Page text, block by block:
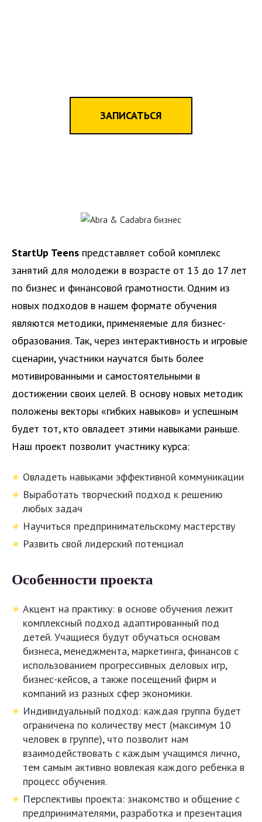
ЗАПИСАТЬСЯ
StartUp Teens представляет собой комплекс
занятий для молодежи в возрасте от 13 до 17 лет
по бизнес и финансовой грамотности. Одним из
новых подходов в нашем формате обучения
являются методики, применяемые для бизнес-
образования. Так, через интерактивность и игровые
сценарии, участники научатся быть более
мотивированными и самостоятельными в
достижении своих целей. В основу новых методик
положены векторы «гибких навыков» и успешным
будет тот, кто овладеет этими навыками раньше.
Наш проект позволит участнику курса:
Овладеть навыками эффективной коммуникации
Выработать творческий подход к решению
любых задач
Научиться предпринимательскому мастерству
Развить свой лидерский потенциал
Особенности проекта
Акцент на практику: в основе обучения лежит
комплексный подход адаптированный под
детей. Учащиеся будут обучаться основам
бизнеса, менеджмента, маркетинга, финансов с
использованием прогрессивных деловых игр,
бизнес-кейсов, а также посещений фирм и
компаний из разных сфер экономики.
Индивидуальный подход: каждая группа будет
ограничена по количеству мест (максимум 10
человек в группе), что позволит нам
взаимодействовать с каждым учащимся лично,
тем самым активно вовлекая каждого ребенка в
процесс обучения.
Перспективы проекта: знакомство и общение с
предпринимателями, разработка и презентация